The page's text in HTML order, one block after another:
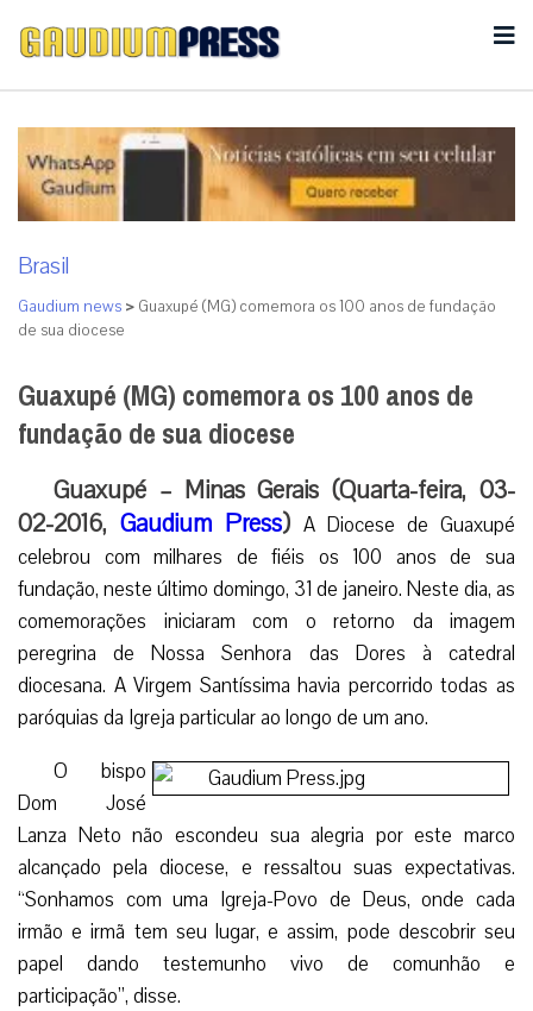
Brasil
Gaudium news > Guaxupé (MG) comemora os 100 anos de fundação
de sua diocese
Guaxupé (MG) comemora os 100 anos de
fundação de sua diocese
Guaxupé – Minas Gerais (Quarta-feira, 03-
02-2016,Gaudium Press) A Diocese de Guaxupé
celebrou com milhares de fiéis os 100 anos de sua
fundação, neste último domingo, 31 de janeiro. Neste dia, as
comemorações iniciaram com o retorno da imagem
peregrina de Nossa Senhora das Dores à catedral
diocesana. A Virgem Santíssima havia percorrido todas as
paróquias da Igreja particular ao longo de um ano.
O bispo
Dom José
Lanza Neto não escondeu sua alegria por este marco
alcançado pela diocese, e ressaltou suas expectativas.
“Sonhamos com uma Igreja-Povo de Deus, onde cada
irmão e irmã tem seu lugar, e assim, pode descobrir seu
papel dando testemunho vivo de comunhão e
participação”, disse.